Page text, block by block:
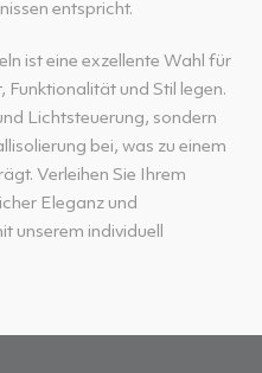
entspricht.
ist eine exzellente Wahl für
und Stil legen.
Lichtsteuerung, sondern
bei, was zu einem
Verleihen Sie Ihrem
Eleganz und
unserem individuell